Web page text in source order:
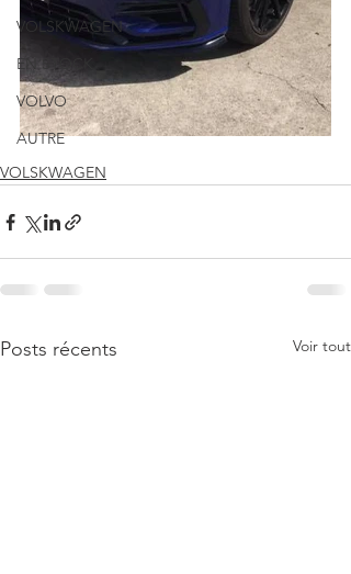
VOLSKWAGEN
EN STOCK
VOLVO
AUTRE
VOLSKWAGEN
Posts récents Voir tout